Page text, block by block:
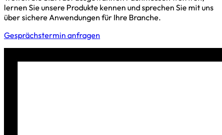
lernen Sie unsere Produkte kennen und sprechen Sie mit uns
über sichere Anwendungen für Ihre Branche.
Gesprächstermin anfragen